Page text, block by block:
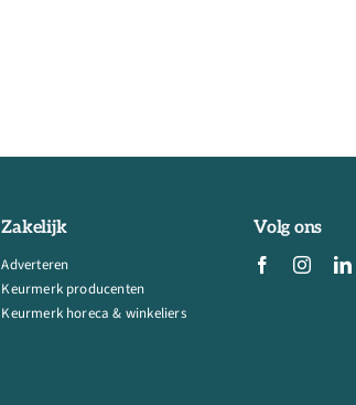
Zakelijk
Adverteren
Keurmerk producenten
Keurmerk horeca & winkeliers
Volg ons